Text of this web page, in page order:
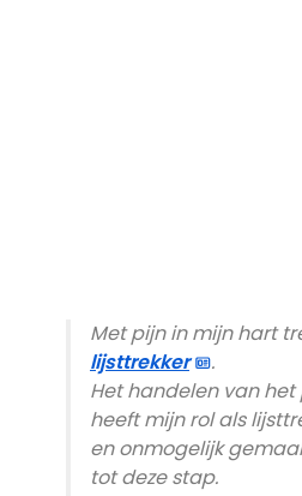
Met pijn in mijn hart
lijsttrekker
.
Het handelen van
heeft mijn rol als
en onmogelijk
tot deze stap.